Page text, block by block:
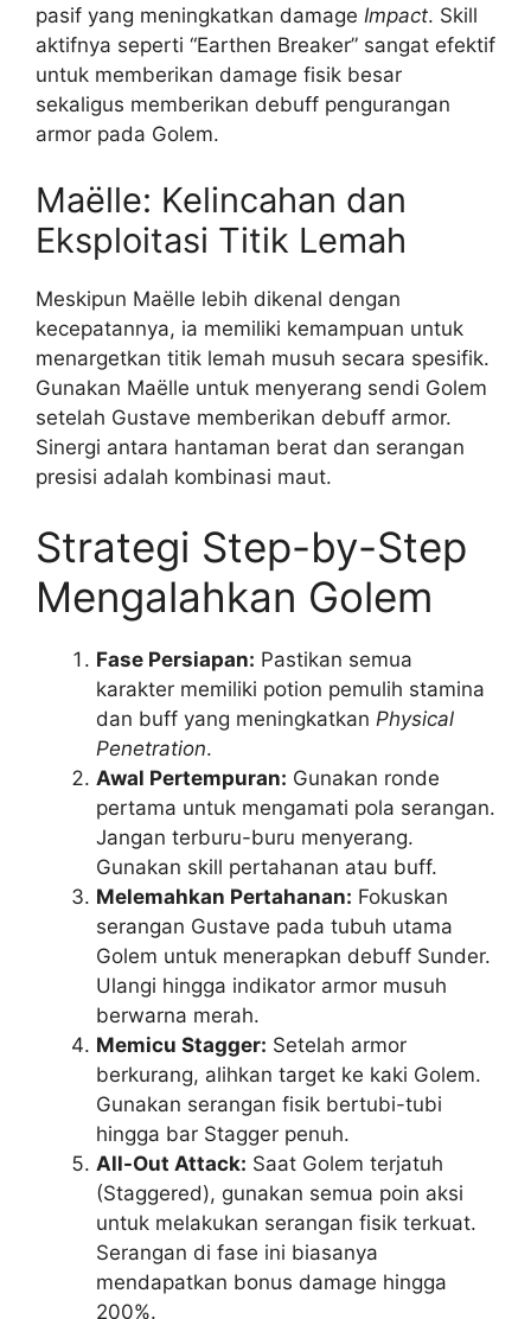
pasif yang meningkatkan damage Impact. Skill
aktifnya seperti “Earthen Breaker” sangat efektif
untuk memberikan damage fisik besar
sekaligus memberikan debuff pengurangan
armor pada Golem.
Maëlle: Kelincahan dan
Eksploitasi Titik Lemah
Meskipun Maëlle lebih dikenal dengan
kecepatannya, ia memiliki kemampuan untuk
menargetkan titik lemah musuh secara spesifik.
Gunakan Maëlle untuk menyerang sendi Golem
setelah Gustave memberikan debuff armor.
Sinergi antara hantaman berat dan serangan
presisi adalah kombinasi maut.
Strategi Step-by-Step
Mengalahkan Golem
Fase Persiapan: Pastikan semua
karakter memiliki potion pemulih stamina
dan buff yang meningkatkan Physical
Penetration.
Awal Pertempuran: Gunakan ronde
pertama untuk mengamati pola serangan.
Jangan terburu-buru menyerang.
Gunakan skill pertahanan atau buff.
Melemahkan Pertahanan: Fokuskan
serangan Gustave pada tubuh utama
Golem untuk menerapkan debuff Sunder.
Ulangi hingga indikator armor musuh
berwarna merah.
Memicu Stagger: Setelah armor
berkurang, alihkan target ke kaki Golem.
Gunakan serangan fisik bertubi-tubi
hingga bar Stagger penuh.
All-Out Attack: Saat Golem terjatuh
(Staggered), gunakan semua poin aksi
untuk melakukan serangan fisik terkuat.
Serangan di fase ini biasanya
mendapatkan bonus damage hingga
200%.